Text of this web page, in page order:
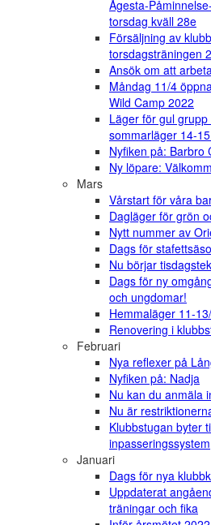
Ågesta-
torsdag kväll 28e
Försäljning av
torsdagsträningen
Ansök om att
Måndag 11/4
Wild Camp 2022
Läger för gul
sommarläger 14-
Nyfiken på: Barbro
Ny löpare:
Mars
Vårstart för våra
Dagläger för grön
Nytt nummer av
Dags för
Nu börjar
Dags för ny
och ungdomar!
Hemmaläger 11-
Renovering i
Februari
Nya reflexer på
Nyfiken på: Nadja
Nu kan du anmäla
Nu är
Klubbstugan byter
inpasseringssystem
Januari
Dags för nya
Uppdaterat
träningar och fika